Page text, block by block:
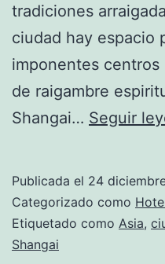
tradiciones
ciudad hay espacio
imponentes
de raigambre
Shangai… Seguir
Publicada el 24
Categorizado como
Etiquetado como Asia,
Shangai